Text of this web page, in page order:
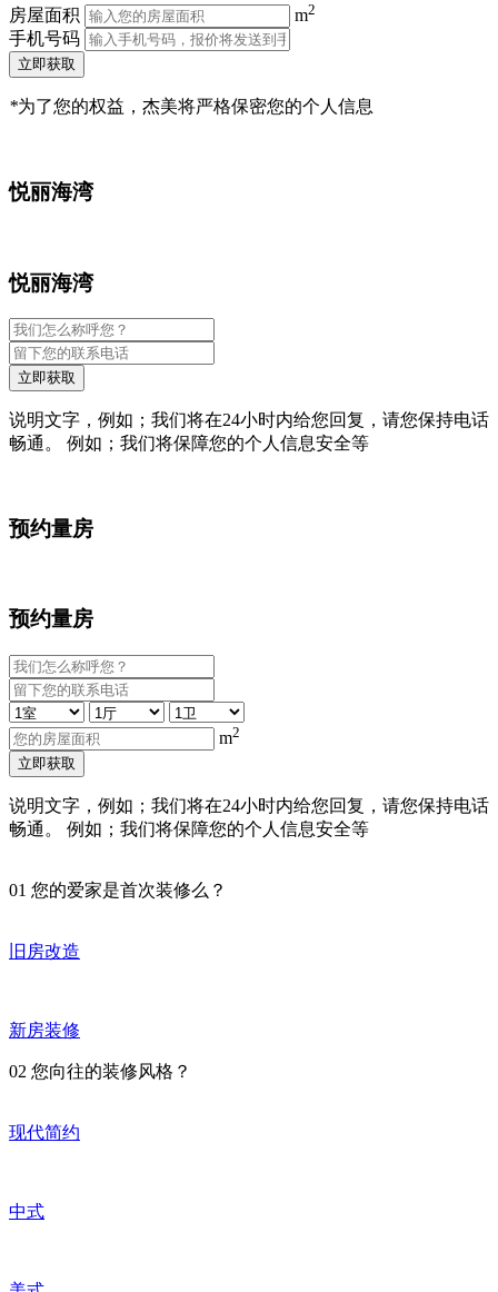
房屋面积
m2
手机号码
立即获取
*为了您的权益，杰美将严格保密您的个人信息
悦丽海湾
悦丽海湾
立即获取
说明文字，例如；我们将在24小时内给您回复，请您保持电话
畅通。 例如；我们将保障您的个人信息安全等
预约量房
预约量房
m2
立即获取
说明文字，例如；我们将在24小时内给您回复，请您保持电话
畅通。 例如；我们将保障您的个人信息安全等
01 您的爱家是首次装修么？
旧房改造
新房装修
02 您向往的装修风格？
现代简约
中式